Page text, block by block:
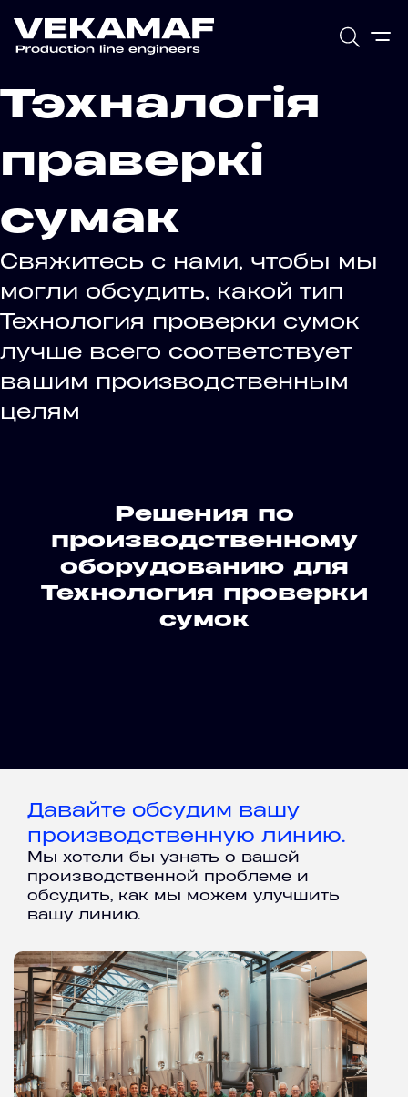
Тэхналогія
праверкі
сумак
Свяжитесь с нами, чтобы мы
могли обсудить, какой тип
Технология проверки сумок
лучше всего соответствует
вашим производственным
целям
Решения по
производственному
оборудованию для
Технология проверки
сумок
Давайте обсудим вашу
производственную линию.
Мы хотели бы узнать о вашей
производственной проблеме и
обсудить, как мы можем улучшить
вашу линию.